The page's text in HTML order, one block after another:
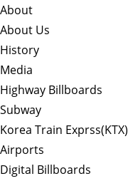
About
About Us
History
Media
Highway Billboards
Subway
Korea Train Exprss(KTX)
Airports
Digital Billboards